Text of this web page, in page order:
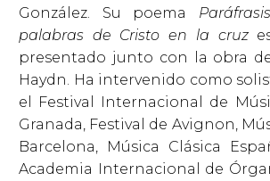
González. Su poema
palabras de Cristo en la cruz
presentado junto con la obra
Haydn. Ha intervenido como
el Festival Internacional de
Granada, Festival de Avignon,
Barcelona, Música Clásica
Academia Internacional de